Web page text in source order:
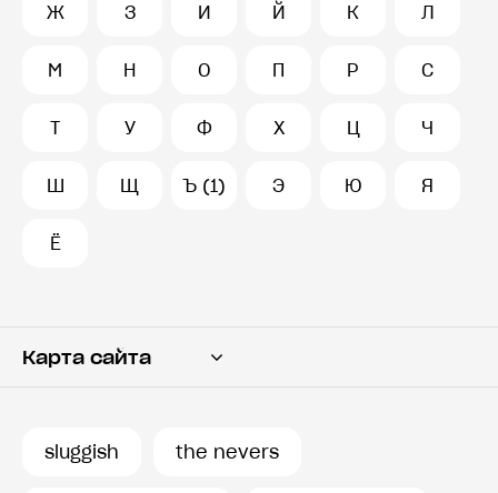
Ж З И Й К Л
М Н О П Р С
Т У Ф Х Ц Ч
Ш Щ Ъ (1) Э Ю Я
Ё
Карта сайта
История запросов
sluggish the nevers